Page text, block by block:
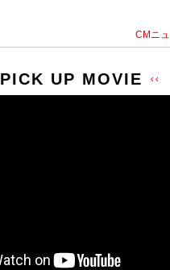
CMニ
PICK UP MOVIE